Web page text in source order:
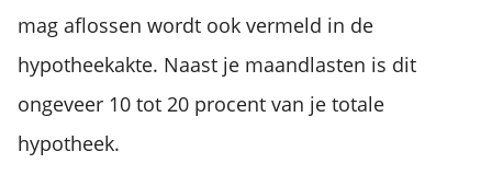
mag aflossen wordt ook vermeld in de
hypotheekakte. Naast je maandlasten is dit
ongeveer 10 tot 20 procent van je totale
hypotheek.